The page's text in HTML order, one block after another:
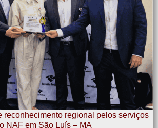
reconhecimento regional pelos serviços
NAF em São Luís – MA